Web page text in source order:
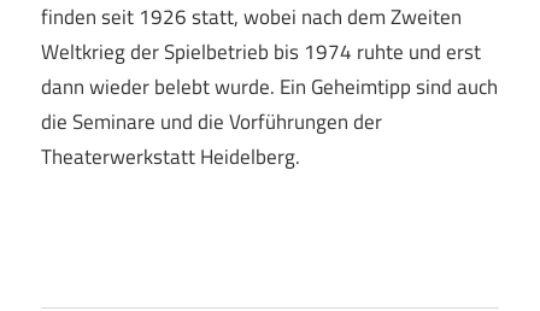
finden seit 1926 statt, wobei nach dem Zweiten
Weltkrieg der Spielbetrieb bis 1974 ruhte und erst
dann wieder belebt wurde. Ein Geheimtipp sind auch
die Seminare und die Vorführungen der
Theaterwerkstatt Heidelberg.